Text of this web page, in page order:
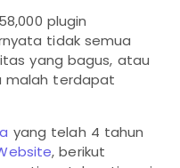
plugin
tidak semua
yang bagus, atau
malah terdapat
yang telah 4 tahun
, berikut